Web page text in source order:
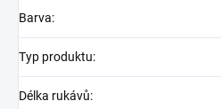
Barva:
Typ produktu:
Délka rukávů: